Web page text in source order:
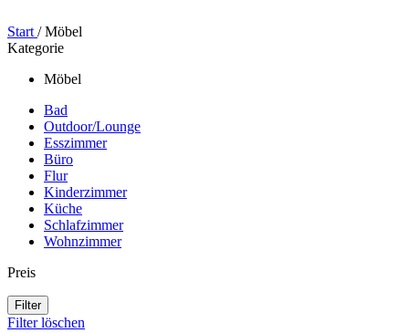
Start / Möbel
Kategorie
Möbel
Bad
Outdoor/Lounge
Esszimmer
Büro
Flur
Kinderzimmer
Küche
Schlafzimmer
Wohnzimmer
Preis
Filter
Filter löschen